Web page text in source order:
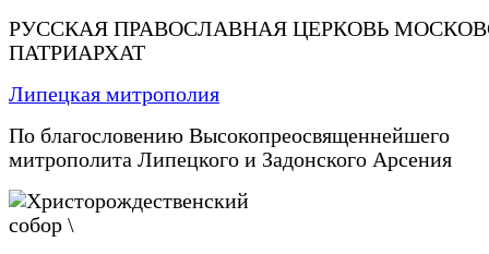
РУССКАЯ ПРАВОСЛАВНАЯ ЦЕРКОВЬ
ПАТРИАРХАТ
Липецкая митрополия
По благословению Высокопреосвященнейшего
митрополита Липецкого и Задонского Арсения